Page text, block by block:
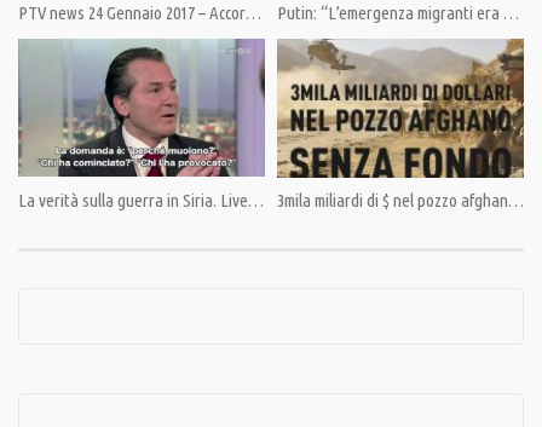
PTV news 24 Gennaio 2017 – Accordo per il cessate il fuoco ad Astana, senza Onu, né Usa Putin: “L’emergenza migranti era ampiamente prevedibile”
La verità sulla guerra in Siria. Live sulla tv austriaca. 3mila miliardi di $ nel pozzo afghano senza fondo.